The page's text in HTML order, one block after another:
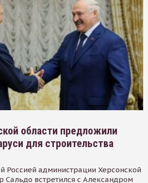
области предложили
для строительства
Россией администрации Херсонской
Сальдо встретился с Александром